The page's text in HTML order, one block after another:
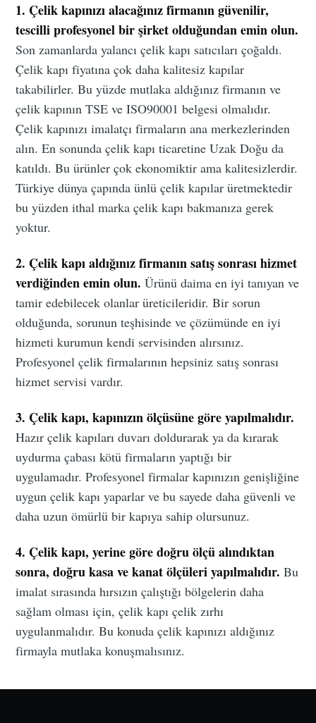
1. Çelik kapınızı alacağınız firmanın güvenilir,
tescilli profesyonel bir şirket olduğundan emin olun.
Son zamanlarda yalancı çelik kapı satıcıları çoğaldı.
Çelik kapı fiyatına çok daha kalitesiz kapılar
takabilirler. Bu yüzde mutlaka aldığınız firmanın ve
çelik kapının TSE ve ISO90001 belgesi olmalıdır.
Çelik kapınızı imalatçı firmaların ana merkezlerinden
alın. En sonunda çelik kapı ticaretine Uzak Doğu da
katıldı. Bu ürünler çok ekonomiktir ama kalitesizlerdir.
Türkiye dünya çapında ünlü çelik kapılar üretmektedir
bu yüzden ithal marka çelik kapı bakmanıza gerek
yoktur.
2. Çelik kapı aldığınız firmanın satış sonrası hizmet
verdiğinden emin olun. Ürünü daima en iyi tanıyan ve
tamir edebilecek olanlar üreticileridir. Bir sorun
olduğunda, sorunun teşhisinde ve çözümünde en iyi
hizmeti kurumun kendi servisinden alırsınız.
Profesyonel çelik firmalarının hepsiniz satış sonrası
hizmet servisi vardır.
3. Çelik kapı, kapınızın ölçüsüne göre yapılmalıdır.
Hazır çelik kapıları duvarı doldurarak ya da kırarak
uydurma çabası kötü firmaların yaptığı bir
uygulamadır. Profesyonel firmalar kapınızın genişliğine
uygun çelik kapı yaparlar ve bu sayede daha güvenli ve
daha uzun ömürlü bir kapıya sahip olursunuz.
4. Çelik kapı, yerine göre doğru ölçü alındıktan
sonra, doğru kasa ve kanat ölçüleri yapılmalıdır. Bu
imalat sırasında hırsızın çalıştığı bölgelerin daha
sağlam olması için, çelik kapı çelik zırhı
uygulanmalıdır. Bu konuda çelik kapınızı aldığınız
firmayla mutlaka konuşmalısınız.